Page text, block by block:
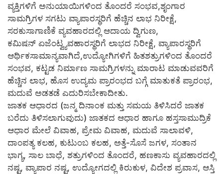
ವ್ಯಕ್ತಿಗಳಿಗೆ ಅನುಯಾಯಿಗಳಿಂದ ತೊಂದರೆ ಸಂಭವ,ಶೃಂಗಾರ
ಸಾಮಗ್ರಿಗಳ ಸಗಟು ವ್ಯಾಪಾರಸ್ಥರಿಗೆ ಹೆಚ್ಚಿನ ಲಾಭ ನಿರೀಕ್ಷೆ,
ಸರಕುಸಾಗಾಣಿಕೆ ವ್ಯವಹಾರದಲ್ಲಿ ಆದಾಯ ದ್ವಿಗುಣ,
ಕಮಿಷನ್ ಏಜೆಂಟ್ವ್ಯವಹಾರಸ್ಥರಿಗೆ ಲಾಭದ ನಿರೀಕ್ಷೆ, ವ್ಯಾಪಾರಸ್ಥರಿಗೆ
ಆರ್ಥಿಕಸಾಮಾನ್ಯವಾಗಿದೆ,ಉದ್ಯೋಗಿಗಳಿಗೆ ಹಿತಶತ್ರುಗಳಿಂದ ತೊಂದರೆ
ಸಂಭವ, ಕಟ್ಟಡ ನಿರ್ಮಾಣ ಸಾಮಗ್ರಿಗಳನ್ನು ಮಾರಾಟ ಮಾಡುವವರಿಗೆ
ಹೆಚ್ಚಿನ ಲಾಭ, ಹೊಸ ಉದ್ಯಮ ಪ್ರಾರಂಭದ ಬಗ್ಗೆ ಮಾತುಕತೆ ಪ್ರಾರಂಭ,
ಮದುವೆ ಅಡತಡೆ ಎದುರಿಸಬೇಕಾದೀತು.
ಜಾತಕ ಆಧಾರದ (ಜನ್ಮ ದಿನಾಂಕ ಮತ್ತು ಸಮಯ ತಿಳಿಸಿದರೆ ಜಾತಕ
ಬರೆದು ತಿಳಿಸಲಾಗುವುದು) ಜಾತಕದ ಆಧಾರ ಹಾಗೂ ಹಸ್ತಸಾಮುದ್ರಿಕೆ
ಆಧಾರ ಮೇಲೆ ವಿವಾಹ, ಪ್ರೇಮ ವಿವಾಹ, ಮದುವೆ ಸಾಲಾವಳಿ,
ದಾಂಪತ್ಯ ಕಲಹ, ಕುಟುಂಬ ಕಲಹ, ಅತ್ತೆ-ಸೊಸೆ ಜಗಳ, ಸಂತಾನ
ಭಾಗ್ಯ, ಸಾಲ ಬಾಧೆ, ಶತ್ರುಗಳಿಂದ ತೊಂದರೆ, ಹಣಕಾಸು ವ್ಯವಹಾರದಲ್ಲಿ
ನಷ್ಟ, ವ್ಯಾಪಾರ ನಷ್ಟ, ಉದ್ಯೋಗದಲ್ಲಿ ಕಿರುಕುಳ, ವಿದೇಶ ಪ್ರವಾಸ, ಆಸ್ತಿ